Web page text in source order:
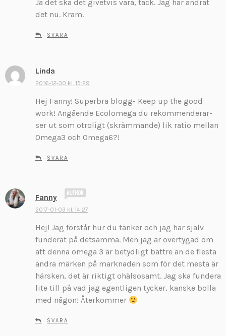
Ja det ska det givetvis vara, tack. Jag har ändrat
det nu. Kram.
SVARA
Linda
k
i
v
e
r
2016-12-30 kl. 15:29
Hej Fanny! Superbra blogg- Keep up the good
work! Angående Ecolomega du rekommenderar-
ser ut som otroligt (skrämmande) lik ratio mellan
Omega3 och Omega6?!
SVARA
Fanny
i
v
e
r
2017-01-03 kl. 14:27
Hej! Jag förstår hur du tänker och jag har själv
funderat på detsamma. Men jag är övertygad om
att denna omega 3 är betydligt bättre än de flesta
andra märken på marknaden som för det mesta är
härsken, det är riktigt ohälsosamt. Jag ska fundera
lite till på vad jag egentligen tycker, kanske bolla
med någon! Återkommer
SVARA